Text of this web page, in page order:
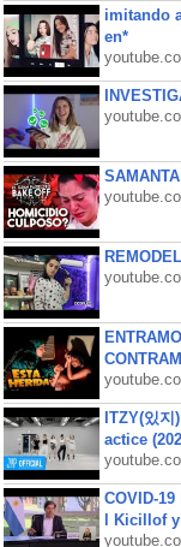
imitando
en*
ITZY(있
actice
COVID-
l Kicillof